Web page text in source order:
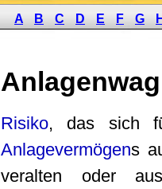
A B C D E F G
Risiko, das sich
Anlagevermögens
veralten oder